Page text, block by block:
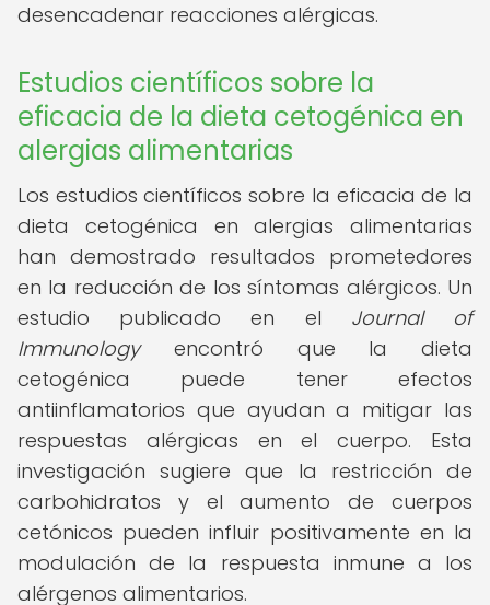
desencadenar reacciones alérgicas.
Estudios científicos sobre la
eficacia de la dieta cetogénica en
alergias alimentarias
Los estudios científicos sobre la eficacia de la
dieta cetogénica en alergias alimentarias
han demostrado resultados prometedores
en la reducción de los síntomas alérgicos. Un
estudio publicado en el Journal of
Immunologyencontró que la dieta
cetogénica puede tener efectos
antiinflamatorios que ayudan a mitigar las
respuestas alérgicas en el cuerpo. Esta
investigación sugiere que la restricción de
carbohidratos y el aumento de cuerpos
cetónicos pueden influir positivamente en la
modulación de la respuesta inmune a los
alérgenos alimentarios.